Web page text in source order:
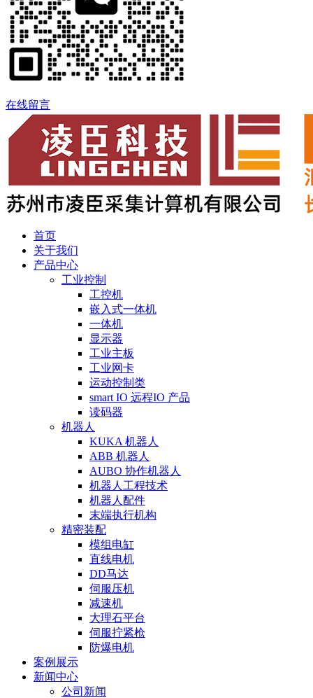
在线留言
首页
关于我们
产品中心
工业控制
工控机
嵌入式一体机
一体机
显示器
工业主板
工业网卡
运动控制类
smart IO 远程IO 产品
读码器
机器人
KUKA 机器人
ABB 机器人
AUBO 协作机器人
机器人工程技术
机器人配件
末端执行机构
精密装配
模组电缸
直线电机
DD马达
伺服压机
减速机
大理石平台
伺服拧紧枪
防爆电机
案例展示
新闻中心
公司新闻